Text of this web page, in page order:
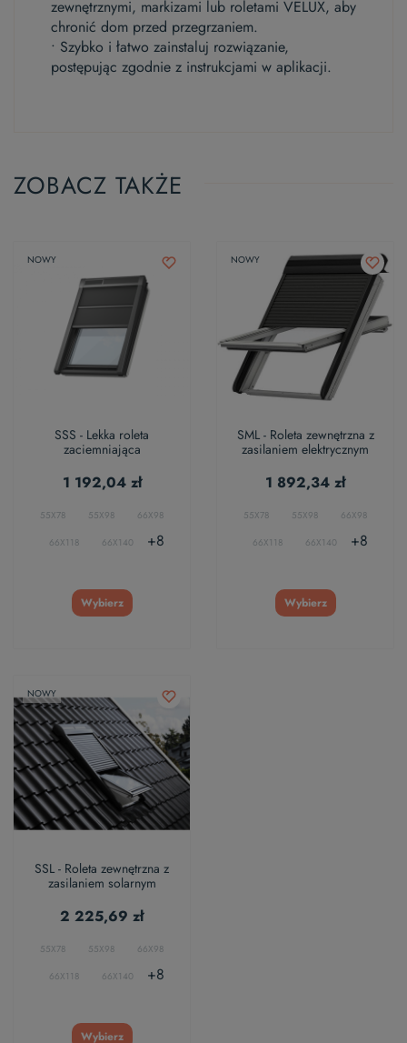
zewnętrznymi, markizami lub roletami VELUX, aby
chronić dom przed przegrzaniem.
• Szybko i łatwo zainstaluj rozwiązanie,
postępując zgodnie z instrukcjami w aplikacji.
ZOBACZ TAKŻE
NOWY
SSS - Lekka roleta
zaciemniająca
1 192,04 zł
55X78 55X98
66X98
66X118
66X140 +8
Wybierz
NOWY
SML - Roleta zewnętrzna z
zasilaniem elektrycznym
1 892,34 zł
55X78 55X98
66X98
66X118
66X140 +8
Wybierz
NOWY
SSL - Roleta zewnętrzna z
zasilaniem solarnym
2 225,69 zł
55X78 55X98
66X98
66X118
66X140 +8
Wybierz